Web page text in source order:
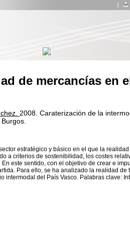
de mercancías en
2008. Caraterización de la
Burgos.
estratégico y básico en el que la
a criterios de sostenibilidad, los costes
este sentido, con el objetivo de crear e
Para ello, se ha analizado la realidad
intermodal del País Vasco. Palabras clave: